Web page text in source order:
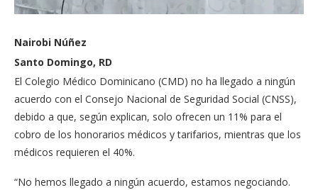
Nairobi Núñez
Santo Domingo, RD
El Colegio Médico Domi­nicano (CMD) no ha llega­do a ningún
acuerdo con el Consejo Nacional de Segu­ridad Social (CNSS),
debi­do a que, según explican, solo ofrecen un 11% para el
cobro de los honorarios médicos y tarifarios, mien­tras que los
médicos re­quieren el 40%.
“No hemos llegado a ningún acuerdo, estamos negociando.